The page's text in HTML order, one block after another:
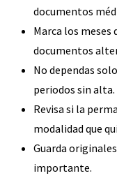
documentos
Marca los meses
documentos
No dependas
periodos sin alta.
Revisa si la
modalidad que
Guarda
importante.